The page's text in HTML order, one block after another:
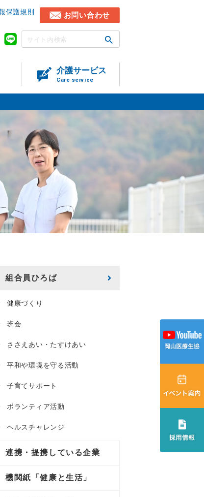
保護規則 お問い合わせ
介護サービス
Care service
組合員ひろば
健康づくり
班会
ささえあい・たすけあい
平和や環境を守る活動
子育てサポート
ボランティア活動
ヘルスチャレンジ
連携・提携している企業
機関紙「健康と生活」